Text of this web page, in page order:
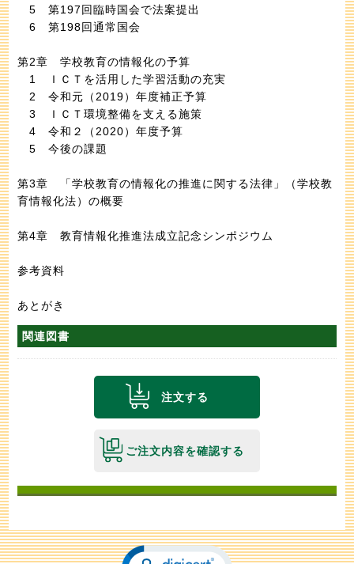
5 第197回臨時国会で法案提出
6 第198回通常国会
第2章 学校教育の情報化の予算
1 ＩＣＴを活用した学習活動の充実
2 令和元（2019）年度補正予算
3 ＩＣＴ環境整備を支える施策
4 令和２（2020）年度予算
5 今後の課題
第3章 「学校教育の情報化の推進に関する法律」（学校教
育情報化法）の概要
第4章 教育情報化推進法成立記念シンポジウム
参考資料
あとがき
関連図書
注文する
ご注文内容を確認する